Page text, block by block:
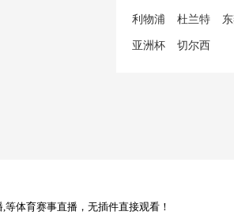
利物浦 杜兰特
亚洲杯 切尔西
体育赛事直播，无插件直接观看！